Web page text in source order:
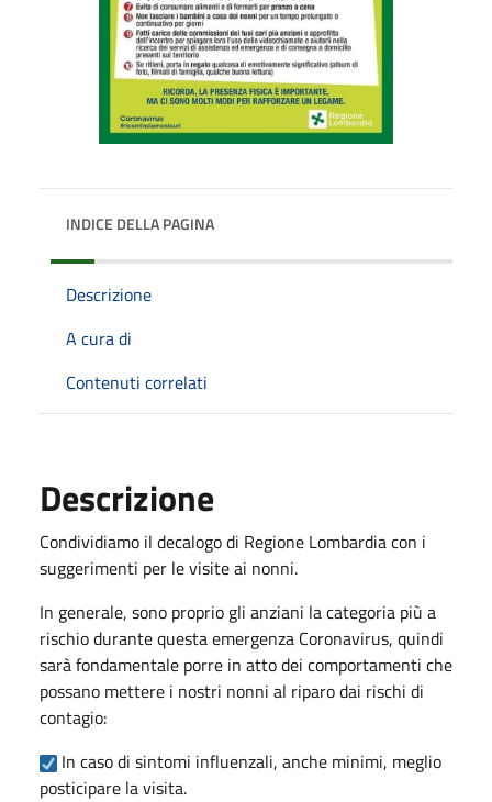
INDICE DELLA PAGINA
Descrizione
A cura di
Contenuti correlati
Descrizione
Condividiamo il decalogo di Regione Lombardia con i
suggerimenti per le visite ai nonni.
In generale, sono proprio gli anziani la categoria più a
rischio durante questa emergenza Coronavirus, quindi
sarà fondamentale porre in atto dei comportamenti che
possano mettere i nostri nonni al riparo dai rischi di
contagio:
In caso di sintomi influenzali, anche minimi, meglio
posticipare la visita.